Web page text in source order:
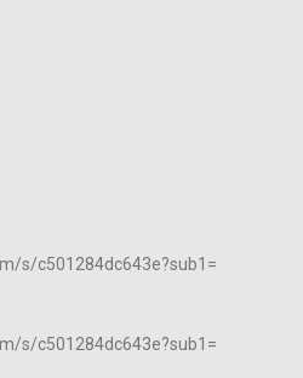
s/c501284dc643e?sub1=
s/c501284dc643e?sub1=